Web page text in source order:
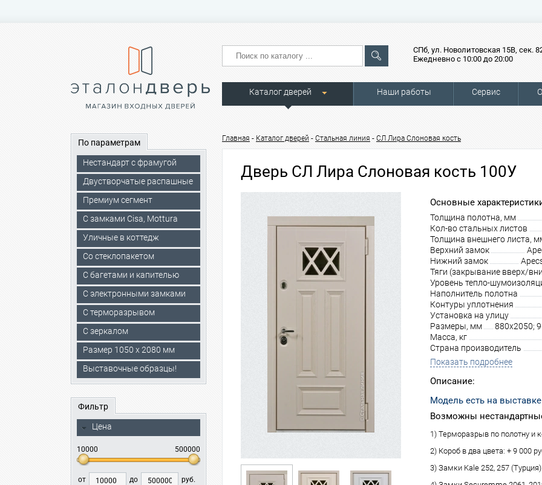
СПб, ул. Новолитовская 15В, сек.
Ежедневно с 10:00 до 20:00
Каталог дверей Наши работы Сервис
По параметрам
Нестандарт с фрамугой
Двустворчатые распашные
Премиум сегмент
C замками Cisa, Mottura
Уличные в коттедж
Со стеклопакетом
С багетами и капителью
C электронными замками
С терморазрывом
С зеркалом
Размер 1050 х 2080 мм
Выставочные образцы!
Фильтр
Цена
10000 500000
от до руб.
Главная - Каталог дверей - Стальная линия - СЛ Лира Слоновая кость
Дверь СЛ Лира Слоновая кость 100У
Основные
Толщина полотна, мм
Кол-во стальных листов
Толщина внешнего листа,
Верхний замок
Нижний замок
Тяги (закрывание вверх/
Уровень тепло-
Наполнитель полотна
Контуры уплотнения
Установка на улицу
Размеры, мм
880х2050;
Масса, кг
Страна производитель
Показать подробнее
Описание:
Модель есть на
Возможны
1) Терморазрыв по полотну и
2) Короб в два цвета: + 9 000
3) Замки Kale 252, 257